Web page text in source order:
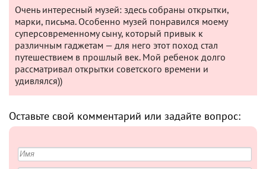
Очень интересный музей: здесь собраны открытки,
марки, письма. Особенно музей понравился моему
суперсовременному сыну, который привык к
различным гаджетам — для него этот поход стал
путешествием в прошлый век. Мой ребенок долго
рассматривал открытки советского времени и
удивлялся))
Оставьте свой комментарий или задайте вопрос: